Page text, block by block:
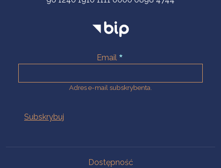
Email
Adres e-mail subskrybenta.
Dostępność